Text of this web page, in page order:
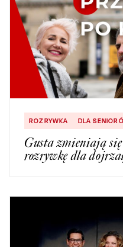
ROZRYWKA DLA
Gusta zmieniają
rozrywkę dla